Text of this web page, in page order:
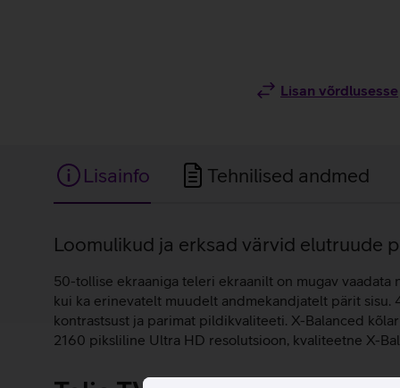
Lisan võrdlusesse
Lisainfo Tehnilised andmed
Lisainfo
Loomulikud ja erksad värvid elutruude
50-tollise ekraaniga teleri ekraanilt on mugav vaadata
kui ka erinevatelt muudelt andmekandjatelt pärit sisu.
kontrastsust ja parimat pildikvaliteeti. X-Balanced
2160 piksliline Ultra HD resolutsioon, kvaliteetne X-